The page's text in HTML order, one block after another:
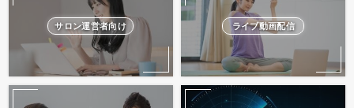
サロン運営者向け ライブ動画配信